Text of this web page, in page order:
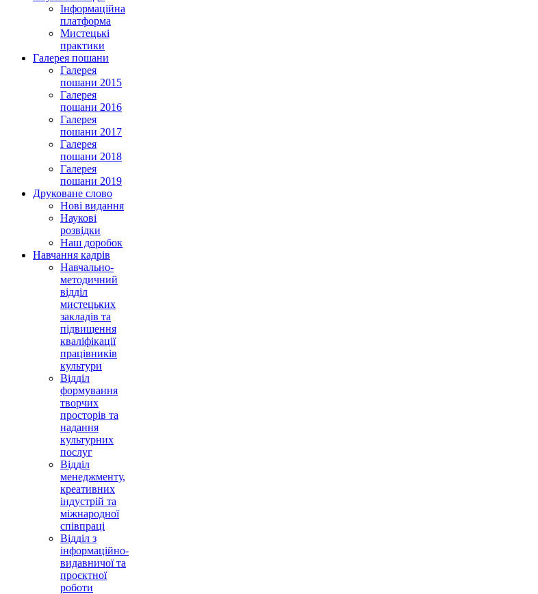
Інформаційна
платформа
Мистецькі
практики
Галерея пошани
Галерея
пошани 2015
Галерея
пошани 2016
Галерея
пошани 2017
Галерея
пошани 2018
Галерея
пошани 2019
Друковане слово
Нові видання
Наукові
розвідки
Наш доробок
Навчання кадрів
Навчально-
методичний
відділ
мистецьких
закладів та
підвищення
кваліфікації
працівників
культури
Відділ
формування
творчих
просторів та
надання
культурних
послуг
Відділ
менеджменту,
креативних
індустрій та
міжнародної
співпраці
Відділ з
інформаційно-
видавничої та
проєктної
роботи